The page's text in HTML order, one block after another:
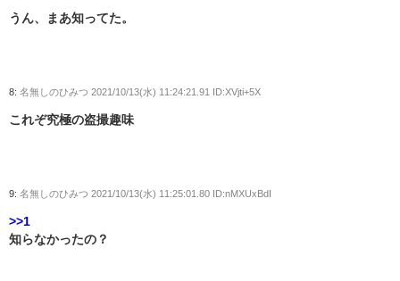
うん、まあ知ってた。
8: 名無しのひみつ 2021/10/13(水) 11:24:21.91 ID:XVjti+5X
これぞ究極の盗撮趣味
9: 名無しのひみつ 2021/10/13(水) 11:25:01.80 ID:nMXUxBdI
>>1
知らなかったの？